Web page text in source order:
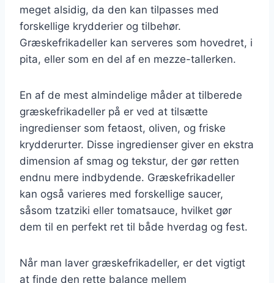
meget alsidig, da den kan tilpasses med
forskellige krydderier og tilbehør.
Græskefrikadeller kan serveres som hovedret, i
pita, eller som en del af en mezze-tallerken.
En af de mest almindelige måder at tilberede
græskefrikadeller på er ved at tilsætte
ingredienser som fetaost, oliven, og friske
krydderurter. Disse ingredienser giver en ekstra
dimension af smag og tekstur, der gør retten
endnu mere indbydende. Græskefrikadeller
kan også varieres med forskellige saucer,
såsom tzatziki eller tomatsauce, hvilket gør
dem til en perfekt ret til både hverdag og fest.
Når man laver græskefrikadeller, er det vigtigt
at finde den rette balance mellem